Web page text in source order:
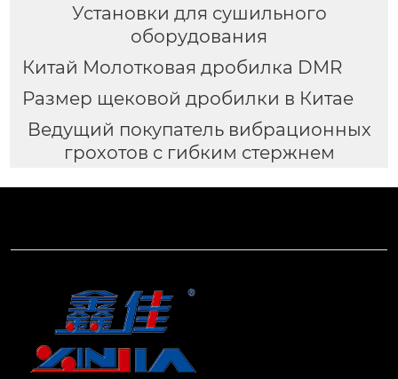
Установки для сушильного
оборудования
Китай Молотковая дробилка DMR
Размер щековой дробилки в Китае
Ведущий покупатель вибрационных
грохотов с гибким стержнем